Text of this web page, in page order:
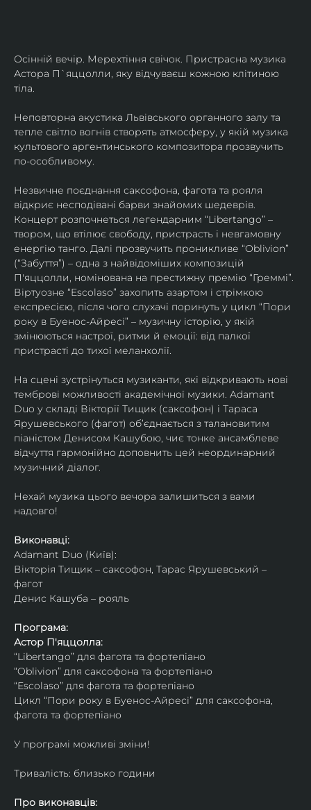
Осінній вечір. Мерехтіння свічок. Пристрасна музика
Астора П`яццолли, яку відчуваєш кожною клітиною
тіла.
Неповторна акустика Львівського органного залу та
тепле світло вогнів створять атмосферу, у якій музика
культового аргентинського композитора прозвучить
по-особливому.
Незвичне поєднання саксофона, фагота та рояля
відкриє несподівані барви знайомих шедеврів.
Концерт розпочнеться легендарним “Libertango” –
твором, що втілює свободу, пристрасть і невгамовну
енергію танго. Далі прозвучить проникливе “Oblivion”
(“Забуття”) – одна з найвідоміших композицій
П'яццолли, номінована на престижну премію “Греммі”.
Віртуозне “Escolaso” захопить азартом і стрімкою
експресією, після чого слухачі поринуть у цикл “Пори
року в Буенос-Айресі” – музичну історію, у якій
змінюються настрої, ритми й емоції: від палкої
пристрасті до тихої меланхолії.
На сцені зустрінуться музиканти, які відкривають нові
темброві можливості академічної музики. Adamant
Duo у складі Вікторії Тищик (саксофон) і Тараса
Ярушевського (фагот) об’єднається з талановитим
піаністом Денисом Кашубою, чиє тонке ансамблеве
відчуття гармонійно доповнить цей неординарний
музичний діалог.
Нехай музика цього вечора залишиться з вами
надовго!
Виконавці:
Adamant Duo (Київ):
Вікторія Тищик – саксофон, Тарас Ярушевський –
фагот
Денис Кашуба – рояль
Програма:
Астор П'яццолла:
“Libertango” для фагота та фортепіано
“Oblivion” для саксофона та фортепіано
“Escolaso” для фагота та фортепіано
Цикл “Пори року в Буенос-Айресі” для саксофона,
фагота та фортепіано
У програмі можливі зміни!
Тривалість: близько години
Про виконавців: